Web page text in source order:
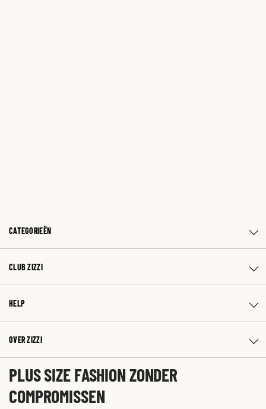
CATEGORIEËN
CLUB ZIZZI
HELP
OVER ZIZZI
PLUS SIZE FASHION ZONDER
COMPROMISSEN